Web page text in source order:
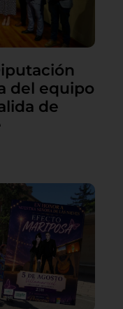
del equipo
de